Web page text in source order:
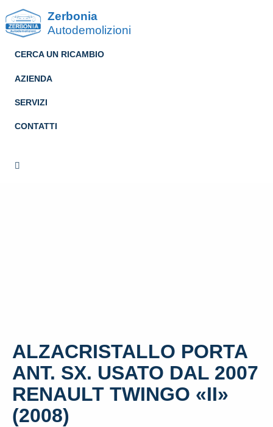
Zerbonia
Autodemolizioni
CERCA UN RICAMBIO
AZIENDA
SERVIZI
CONTATTI
ALZACRISTALLO PORTA
ANT. SX. USATO DAL 2007
RENAULT TWINGO «II»
(2008)